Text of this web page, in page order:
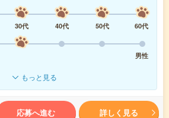
30代 40代 50代
60代
男性
もっと見る
応募へ進む 詳しく見る